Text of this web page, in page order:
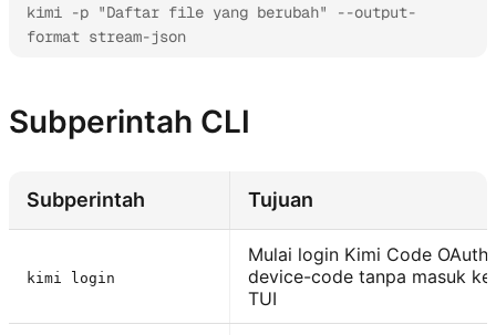
kimi -p "Daftar file yang berubah" --output-
format stream-json
Subperintah CLI
Subperintah Tujuan
kimi login
Mulai login Kimi Code OAuth
device-code tanpa masuk ke
TUI